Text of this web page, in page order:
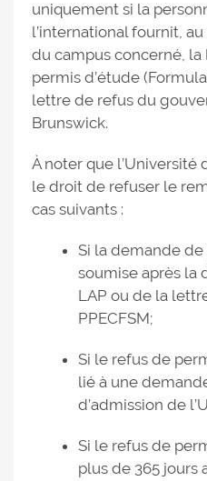
uniquement si la
l’international fournit,
du campus concerné,
permis d’étude
lettre de refus du
Brunswick.
À noter que l’Université
le droit de refuser le
cas suivants :
Si la demande de
soumise après la
LAP ou de la
PPECFSM;
Si le refus de
lié à une
d’admission de
Si le refus de
plus de 365 jours